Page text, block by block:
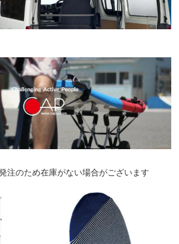
注のため在庫がない場合がございます